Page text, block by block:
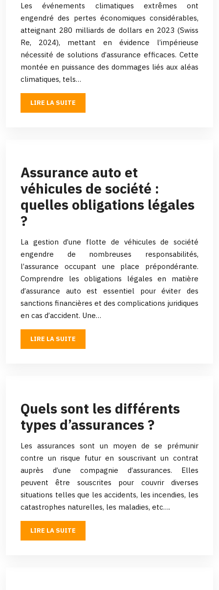
Les événements climatiques extrêmes ont
engendré des pertes économiques considérables,
atteignant 280 milliards de dollars en 2023 (Swiss
Re, 2024), mettant en évidence l’impérieuse
nécessité de solutions d’assurance efficaces. Cette
montée en puissance des dommages liés aux aléas
climatiques, tels…
LIRE LA SUITE
Assurance auto et
véhicules de société :
quelles obligations légales
?
La gestion d’une flotte de véhicules de société
engendre de nombreuses responsabilités,
l’assurance occupant une place prépondérante.
Comprendre les obligations légales en matière
d’assurance auto est essentiel pour éviter des
sanctions financières et des complications juridiques
en cas d’accident. Une…
LIRE LA SUITE
Quels sont les différents
types d’assurances ?
Les assurances sont un moyen de se prémunir
contre un risque futur en souscrivant un contrat
auprès d’une compagnie d’assurances. Elles
peuvent être souscrites pour couvrir diverses
situations telles que les accidents, les incendies, les
catastrophes naturelles, les maladies, etc….
LIRE LA SUITE